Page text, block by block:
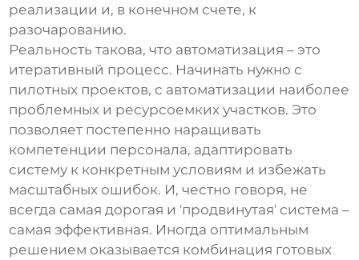
реализации и, в конечном счете, к
разочарованию.
Реальность такова, что автоматизация – это
итеративный процесс. Начинать нужно с
пилотных проектов, с автоматизации наиболее
проблемных и ресурсоемких участков. Это
позволяет постепенно наращивать
компетенции персонала, адаптировать
систему к конкретным условиям и избежать
масштабных ошибок. И, честно говоря, не
всегда самая дорогая и 'продвинутая' система –
самая эффективная. Иногда оптимальным
решением оказывается комбинация готовых